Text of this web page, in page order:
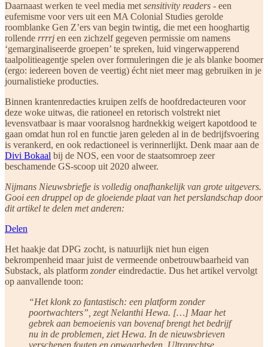
Daarnaast werken te veel media metsensitivity readers - een
eufemisme voor vers uit een MA Colonial Studies gerolde
roomblanke Gen Z’ers van begin twintig, die met een hooghartig
rollende rrrrj en een zichzelf gegeven permissie om namens
‘gemarginaliseerde groepen’ te spreken, luid vingerwapperend
taalpolitieagentje spelen over formuleringen die je als blanke boomer
(ergo: iedereen boven de veertig) écht niet meer mag gebruiken in je
journalistieke producties.
Binnen krantenredacties kruipen zelfs de hoofdredacteuren voor
deze woke uitwas, die rationeel en retorisch volstrekt niet
levensvatbaar is maar vooralsnog hardnekkig weigert kapotdood te
gaan omdat hun rol en functie jaren geleden al in de bedrijfsvoering
is verankerd, en ook redactioneel is verinnerlijkt. Denk maar aan de
Divi Bokaal bij de NOS, een voor de staatsomroep zeer
beschamende GS-scoop uit 2020 alweer.
Nijmans Nieuwsbriefje is volledig onafhankelijk van grote uitgevers.
Gooi een druppel op de gloeiende plaat van het perslandschap door
dit artikel te delen met anderen:
Delen
Het haakje dat DPG zocht, is natuurlijk niet hun eigen
bekrompenheid maar juist de vermeende onbetrouwbaarheid van
Substack, als platform zondereindredactie. Dus het artikel vervolgt
op aanvallende toon:
“Het klonk zo fantastisch: een platform zonder
poortwachters”, zegt Nelanthi Hewa. […] Maar het
gebrek aan bemoeienis van bovenaf brengt het bedrijf
nu in de problemen, ziet Hewa. In de nieuwsbrieven